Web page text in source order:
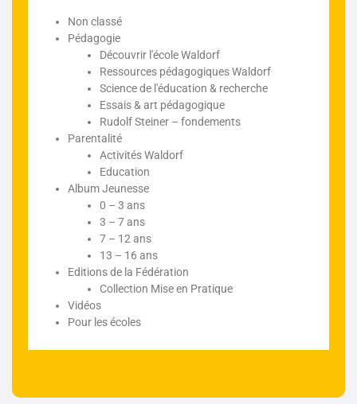
Non classé
Pédagogie
Découvrir l'école Waldorf
Ressources pédagogiques Waldorf
Science de l'éducation & recherche
Essais & art pédagogique
Rudolf Steiner – fondements
Parentalité
Activités Waldorf
Education
Album Jeunesse
0 – 3 ans
3 – 7 ans
7 – 12 ans
13 – 16 ans
Editions de la Fédération
Collection Mise en Pratique
Vidéos
Pour les écoles